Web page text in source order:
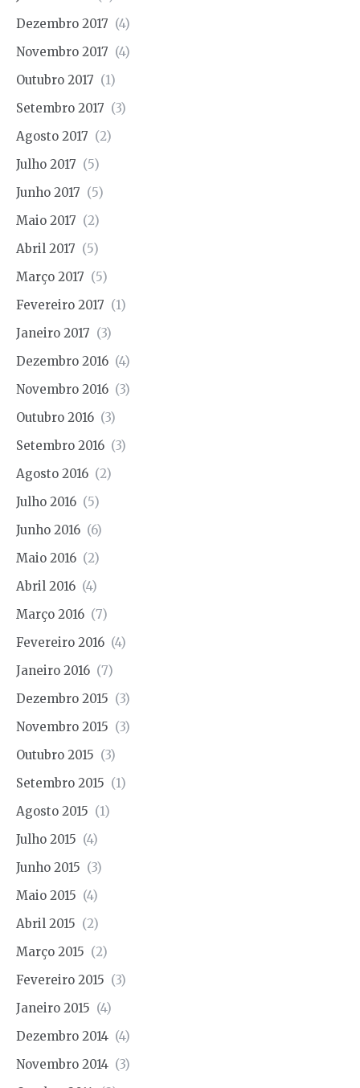
Dezembro 2017 (4)
Novembro 2017 (4)
Outubro 2017 (1)
Setembro 2017 (3)
Agosto 2017 (2)
Julho 2017 (5)
Junho 2017 (5)
Maio 2017 (2)
Abril 2017 (5)
Março 2017 (5)
Fevereiro 2017 (1)
Janeiro 2017 (3)
Dezembro 2016 (4)
Novembro 2016 (3)
Outubro 2016 (3)
Setembro 2016 (3)
Agosto 2016 (2)
Julho 2016 (5)
Junho 2016 (6)
Maio 2016 (2)
Abril 2016 (4)
Março 2016 (7)
Fevereiro 2016 (4)
Janeiro 2016 (7)
Dezembro 2015 (3)
Novembro 2015 (3)
Outubro 2015 (3)
Setembro 2015 (1)
Agosto 2015 (1)
Julho 2015 (4)
Junho 2015 (3)
Maio 2015 (4)
Abril 2015 (2)
Março 2015 (2)
Fevereiro 2015 (3)
Janeiro 2015 (4)
Dezembro 2014 (4)
Novembro 2014 (3)